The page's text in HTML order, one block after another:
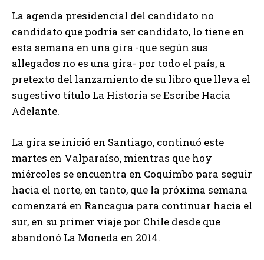
La agenda presidencial del candidato no
candidato que podría ser candidato, lo tiene en
esta semana en una gira -que según sus
allegados no es una gira- por todo el país, a
pretexto del lanzamiento de su libro que lleva el
sugestivo título La Historia se Escribe Hacia
Adelante.
La gira se inició en Santiago, continuó este
martes en Valparaíso, mientras que hoy
miércoles se encuentra en Coquimbo para seguir
hacia el norte, en tanto, que la próxima semana
comenzará en Rancagua para continuar hacia el
sur, en su primer viaje por Chile desde que
abandonó La Moneda en 2014.